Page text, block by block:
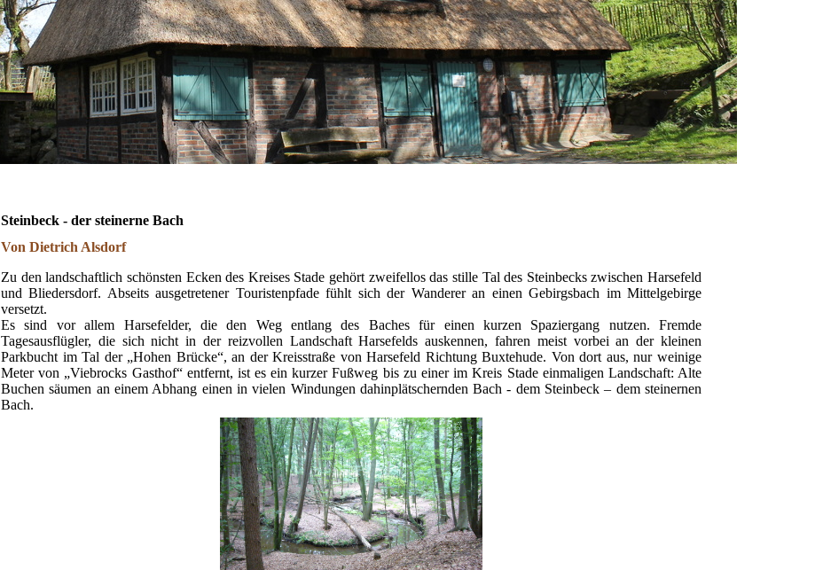
Steinbeck - der steinerne Bach
Von Dietrich Alsdorf
Zu den landschaftlich schönsten Ecken des Kreises Stade gehört zweifellos das stille Tal des Steinbecks zwischen Harsefeld
und Bliedersdorf. Abseits ausgetretener Touristenpfade fühlt sich der Wanderer an einen Gebirgsbach im Mittelgebirge
versetzt.
Es sind vor allem Harsefelder, die den Weg entlang des Baches für einen kurzen Spaziergang nutzen. Fremde
Tagesausflügler, die sich nicht in der reizvollen Landschaft Harsefelds auskennen, fahren meist vorbei an der kleinen
Parkbucht im Tal der „Hohen Brücke“, an der Kreisstraße von Harsefeld Richtung Buxtehude. Von dort aus, nur weinige
Meter von „Viebrocks Gasthof“ entfernt, ist es ein kurzer Fußweg bis zu einer im Kreis Stade einmaligen Landschaft: Alte
Buchen säumen an einem Abhang einen in vielen Windungen dahinplätschernden Bach - dem Steinbeck – dem steinernen
Bach.